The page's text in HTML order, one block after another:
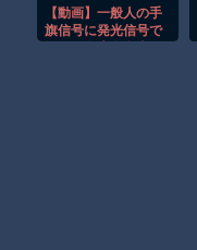
【動画】一般人の手
旗信号に発光信号で